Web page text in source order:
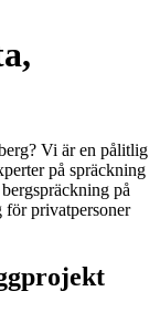
Vi är en pålitlig
på spräckning
på
privatpersoner